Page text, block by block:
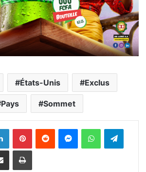
États-Unis Exclus
Pays Sommet
Linkedin PinterestReddit MessengerWhatsAppTelegram
Partager par email Imprimer